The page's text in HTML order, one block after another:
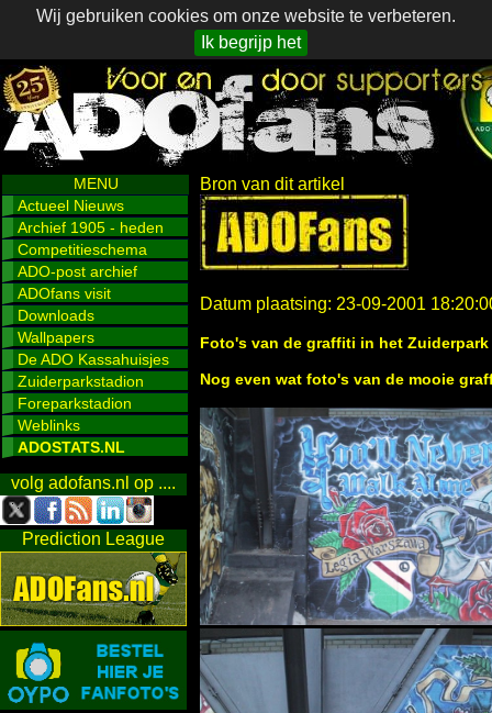
Wij gebruiken cookies om onze website te verbeteren.
Ik begrijp het
MENU
Actueel Nieuws
Archief 1905 - heden
Competitieschema
ADO-post archief
ADOfans visit
Downloads
Wallpapers
De ADO Kassahuisjes
Zuiderparkstadion
Foreparkstadion
Weblinks
ADOSTATS.NL
volg adofans.nl op ....
Prediction League
Bron van dit artikel
Datum plaatsing: 23-09-2001
Foto's van de graffiti in het
Nog even wat foto's van de mooie